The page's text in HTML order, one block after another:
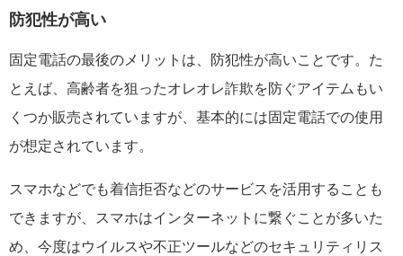
防犯性が高い
固定電話の最後のメリットは、防犯性が高いことです。た
とえば、高齢者を狙ったオレオレ詐欺を防ぐアイテムもい
くつか販売されていますが、基本的には固定電話での使用
が想定されています。
スマホなどでも着信拒否などのサービスを活用することも
できますが、スマホはインターネットに繋ぐことが多いた
め、今度はウイルスや不正ツールなどのセキュリティリス